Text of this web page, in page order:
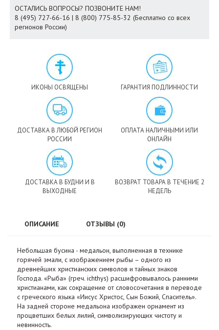
ОСТАЛИСЬ ВОПРОСЫ? ПОЗВОНИТЕ НАМ!
8 (495) 727-66-16 | 8 (800) 775-85-32 (Бесплатно со всех
регионов России)
ИКОНЫ ОСВЯЩЕНЫ ГАРАНТИЯ ПОДЛИННОСТИ
ДОСТАВКА В ЛЮБОЙ РЕГИОН
РОССИИ
ОПЛАТА НАЛИЧНЫМИ ИЛИ
ОНЛАЙН
ДОСТАВКА В БУДНИ И В
ВЫХОДНЫЕ
ВОЗВРАТ ТОВАРА В ТЕЧЕНИЕ 2
НЕДЕЛЬ
ОПИСАНИЕ ОТЗЫВЫ (0)
Небольшая бусина - медальон, выполненная в технике
горячей эмали, с изображением рыбы – одного из
древнейших христианских символов и тайных знаков
Господа. «Рыба» (греч. ichthys) расшифровывалось ранними
христианами, как сокращение от словосочетания в переводе
с греческого языка «Иисус Христос, Сын Божий, Спаситель».
На задней стороне медальона изображен орнамент из
процветших белых лилий, символизирующих чистоту и
невинность.